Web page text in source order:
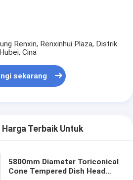
Renxin, Renxinhui Plaza, Distrik
Cina
sekarang
Harga Terbaik Untuk
5800mm Diameter Toriconical
Cone Tempered Dish Head